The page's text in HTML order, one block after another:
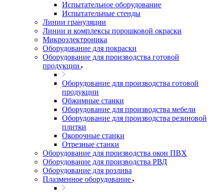
Испытательное оборудование
Испытательные стенды
Линии грануляции
Линии и комплексы порошковой окраски
Микроэлектроника
Оборудование для покраски
Оборудование для производства готовой
продукции
Оборудование для производства готовой
продукции
Обжимные станки
Оборудование для производства мебели
Оборудование для производства резиновой
плитки
Окорочные станки
Отрезные станки
Оборудование для производства окон ПВХ
Оборудование для производства РВД
Оборудование для розлива
Плазменное оборудование